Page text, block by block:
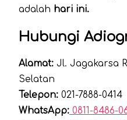
adalah hari ini.
Hubungi
Alamat:Jl. Jagakarsa
Selatan
Telepon:021-7888-0414
WhatsApp:0811-8486-